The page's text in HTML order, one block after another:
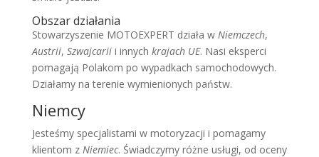
Obszar działania
Stowarzyszenie MOTOEXPERT działa w Niemczech,
Austrii, Szwajcariii innych krajach UE. Nasi eksperci
pomagają Polakom po wypadkach samochodowych.
Działamy na terenie wymienionych państw.
Niemcy
Jesteśmy specjalistami w motoryzacji i pomagamy
klientom z Niemiec. Świadczymy różne usługi, od oceny